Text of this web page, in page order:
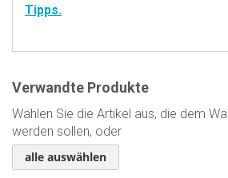
Tipps.
Verwandte Produkte
Wählen Sie die Artikel aus, die dem
werden sollen, oder
alle auswählen